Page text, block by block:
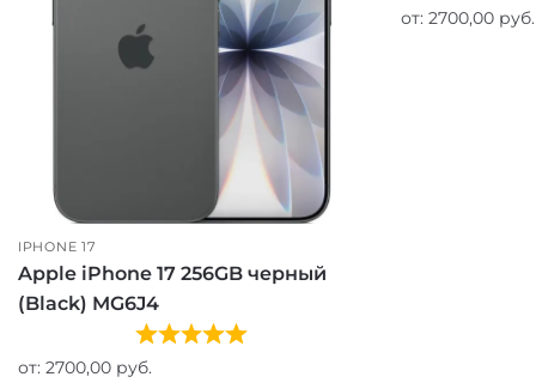
IPHONE 17
Apple iPhone 17 256GB черный
(Black) MG6J4
от: 2700,00 руб.
от: 2700,00 руб.